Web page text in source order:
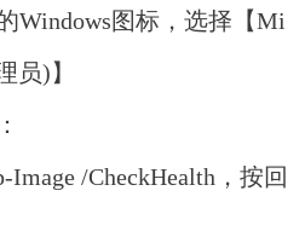
Windows图标，选择【Mi
员)】
Image /CheckHealth，按回